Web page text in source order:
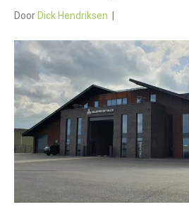
Door Dick Hendriksen